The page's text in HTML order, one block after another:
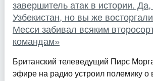
завершитель атак в истории. Да,
Узбекистан, но вы же
Месси забивал всяким
командам»
Британский телеведущий Пирс
эфире на радио устроил полемику о